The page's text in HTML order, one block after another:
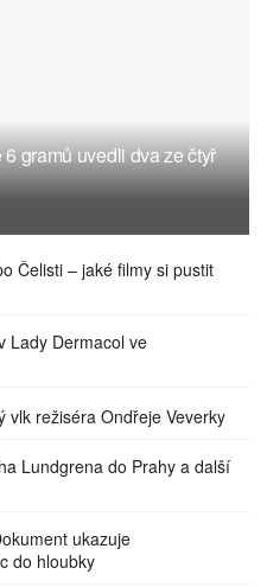
gramů uvedli dva ze čtyř
Čelisti – jaké filmy si pustit
Lady Dermacol ve
vlk režiséra Ondřeje Veverky
Lundgrena do Prahy a další
ukazuje
do hloubky